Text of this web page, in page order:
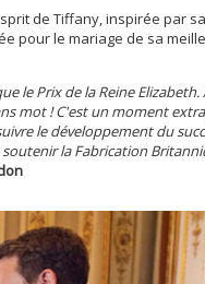
de Tiffany, inspirée par
pour le mariage de sa
le Prix de la Reine Elizabeth.
mot ! C'est un moment
le développement du
la Fabrication